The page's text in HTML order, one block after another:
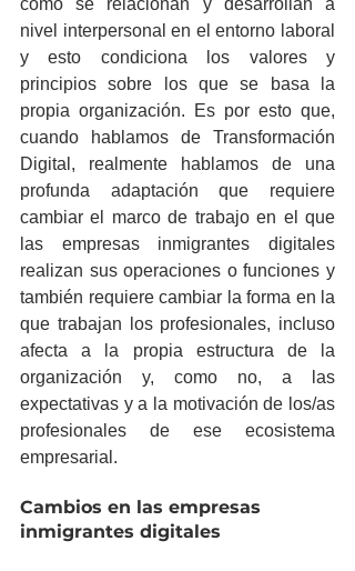
como se relacionan y desarrollan a
nivel interpersonal en el entorno laboral
y esto condiciona los valores y
principios sobre los que se basa la
propia organización. Es por esto que,
cuando hablamos de Transformación
Digital, realmente hablamos de una
profunda adaptación que requiere
cambiar el marco de trabajo en el que
las empresas inmigrantes digitales
realizan sus operaciones o funciones y
también requiere cambiar la forma en la
que trabajan los profesionales, incluso
afecta a la propia estructura de la
organización y, como no, a las
expectativas y a la motivación de los/as
profesionales de ese ecosistema
empresarial.
Cambios en las empresas
inmigrantes digitales